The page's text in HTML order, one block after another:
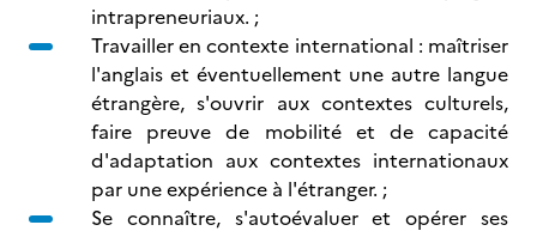
intrapreneuriaux. ;
Travailler en contexte international : maîtriser
l'anglais et éventuellement une autre langue
étrangère, s'ouvrir aux contextes culturels,
faire preuve de mobilité et de capacité
d'adaptation aux contextes internationaux
par une expérience à l'étranger. ;
Se connaître, s'autoévaluer et opérer ses